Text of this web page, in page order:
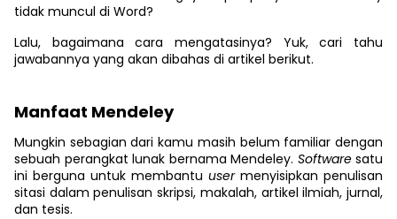
tidak muncul di Word?
Lalu, bagaimana cara mengatasinya? Yuk, cari tahu
jawabannya yang akan dibahas di artikel berikut.
Manfaat Mendeley
Mungkin sebagian dari kamu masih belum familiar dengan
sebuah perangkat lunak bernama Mendeley. Software satu
ini berguna untuk membantu user menyisipkan penulisan
sitasi dalam penulisan skripsi, makalah, artikel ilmiah, jurnal,
dan tesis.